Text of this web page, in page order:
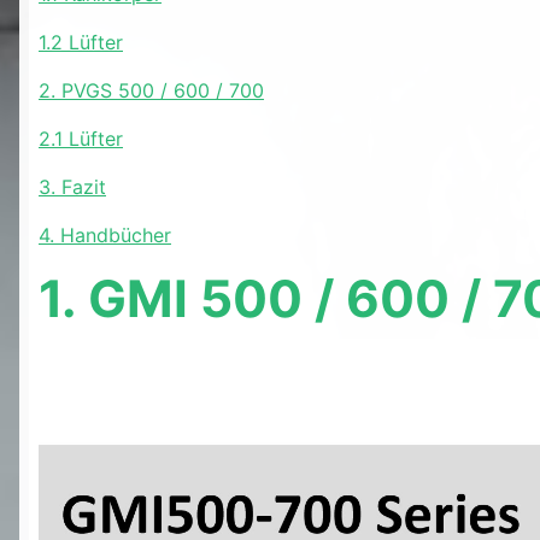
1.2 Lüfter
2. PVGS 500 / 600 / 700
2.1 Lüfter
3. Fazit
4. Handbücher
1. GMI 500 / 600 /